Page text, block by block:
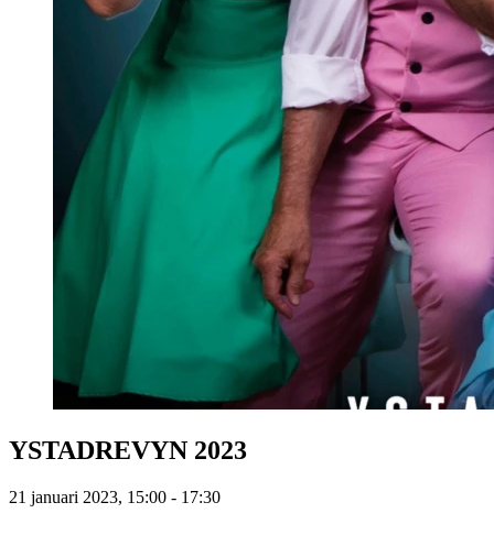
YSTADREVYN 2023
21 januari 2023, 15:00 - 17:30